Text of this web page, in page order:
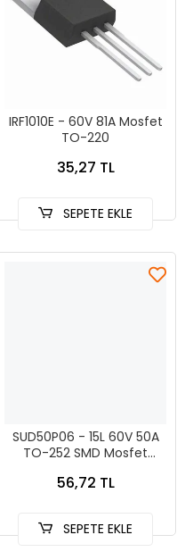
IRF1010E - 60V 81A Mosfet
TO-220
35,27 TL
SEPETE EKLE
SUD50P06 - 15L 60V 50A
TO-252 SMD Mosfet
56,72 TL
SEPETE EKLE